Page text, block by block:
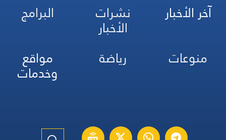
آخر الأخبار نشرات
الأخبار
البرامج
منوعات
رياضة مواقع
وخدمات